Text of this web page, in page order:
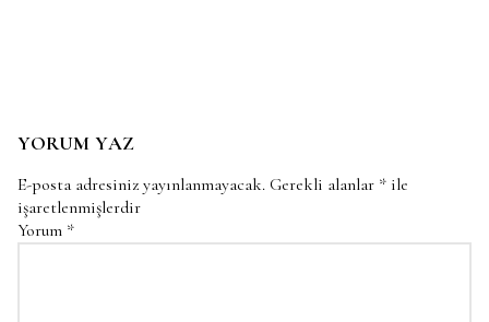
YORUM YAZ
E-posta adresiniz yayınlanmayacak. Gerekli alanlar * ile
işaretlenmişlerdir
Yorum *